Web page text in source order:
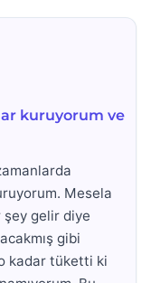
kuruyorum ve
Mesela
şey gelir diye
gibi
kadar tüketti ki